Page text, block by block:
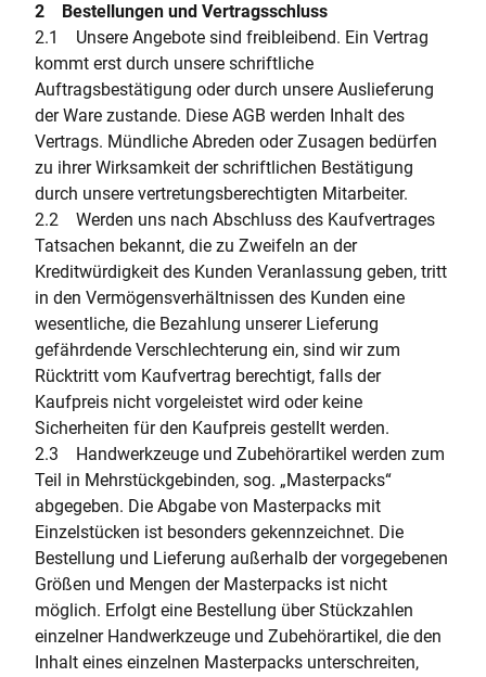
2 Bestellungen und Vertragsschluss
2.1 Unsere Angebote sind freibleibend. Ein Vertrag
kommt erst durch unsere schriftliche
Auftragsbestätigung oder durch unsere Auslieferung
der Ware zustande. Diese AGB werden Inhalt des
Vertrags. Mündliche Abreden oder Zusagen bedürfen
zu ihrer Wirksamkeit der schriftlichen Bestätigung
durch unsere vertretungsberechtigten Mitarbeiter.
2.2 Werden uns nach Abschluss des Kaufvertrages
Tatsachen bekannt, die zu Zweifeln an der
Kreditwürdigkeit des Kunden Veranlassung geben, tritt
in den Vermögensverhältnissen des Kunden eine
wesentliche, die Bezahlung unserer Lieferung
gefährdende Verschlechterung ein, sind wir zum
Rücktritt vom Kaufvertrag berechtigt, falls der
Kaufpreis nicht vorgeleistet wird oder keine
Sicherheiten für den Kaufpreis gestellt werden.
2.3 Handwerkzeuge und Zubehörartikel werden zum
Teil in Mehrstückgebinden, sog. „Masterpacks“
abgegeben. Die Abgabe von Masterpacks mit
Einzelstücken ist besonders gekennzeichnet. Die
Bestellung und Lieferung außerhalb der vorgegebenen
Größen und Mengen der Masterpacks ist nicht
möglich. Erfolgt eine Bestellung über Stückzahlen
einzelner Handwerkzeuge und Zubehörartikel, die den
Inhalt eines einzelnen Masterpacks unterschreiten,